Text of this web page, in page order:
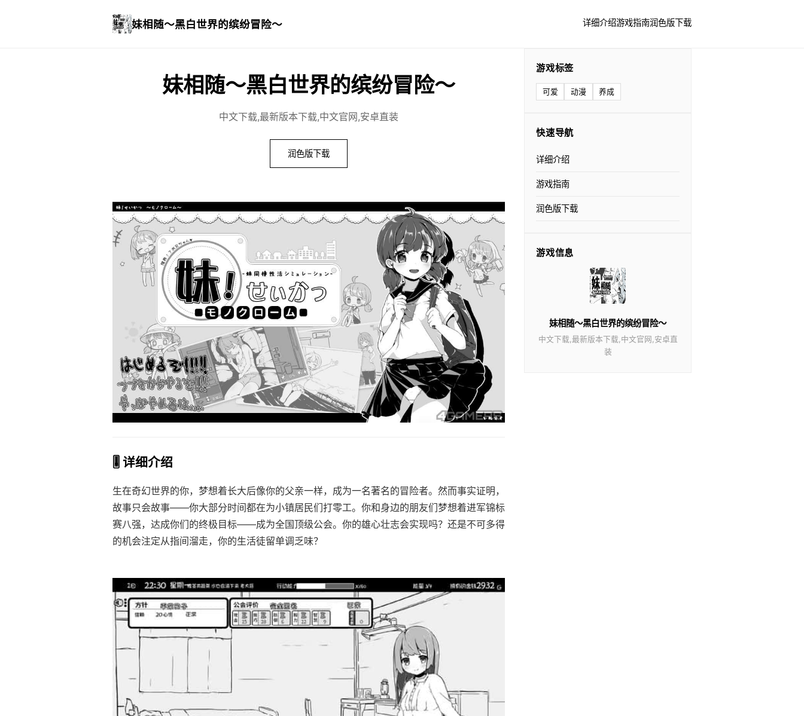
妹相随～黑白世界的缤纷冒险～ 详细介绍游戏指南润色版下载
妹相随～黑白世界的缤纷冒险～
中文下载,最新版本下载,中文官网,安卓直装
润色版下载
🎚️ 详细介绍
生在奇幻世界的你，梦想着长大后像你的父亲一样，成为一名著名的冒险者。然而事实证明，
故事只会故事——你大部分时间都在为小镇居民们打零工。你和身边的朋友们梦想着进军锦标
赛八强，达成你们的终极目标——成为全国顶级公会。你的雄心壮志会实现吗？还是不可多得
的机会注定从指间溜走，你的生活徒留单调乏味？
游戏标签
可爱 动漫 养成
快速导航
详细介绍
游戏指南
润色版下载
游戏信息
妹相随～黑白世界的缤纷冒险～
中文下载,最新版本下载,中文官网,安卓直
装